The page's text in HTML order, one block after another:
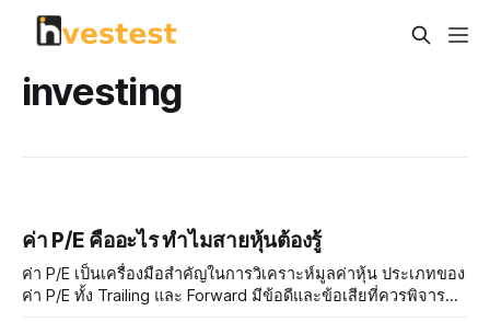
investing
ค่า P/E คืออะไร ทำไมสายหุ้นต้องรู้
ค่า P/E เป็นเครื่องมือสำคัญในการวิเคราะห์มูลค่าหุ้น ประเภทของ
ค่า P/E ทั้ง Trailing และ Forward มีข้อดีและข้อเสียที่ควรพิจารณา